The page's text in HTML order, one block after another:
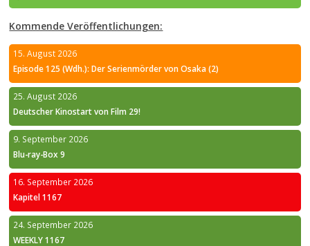
Kommende Veröffentlichungen:
15. August 2026
Episode 125 (Wdh.): Der Serienmörder von Osaka (2)
25. August 2026
Deutscher Kinostart von Film 29!
9. September 2026
Blu-ray-Box 9
16. September 2026
Kapitel 1167
24. September 2026
WEEKLY 1167